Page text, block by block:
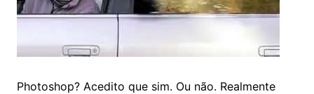
Photoshop? Acedito que sim. Ou não. Realmente